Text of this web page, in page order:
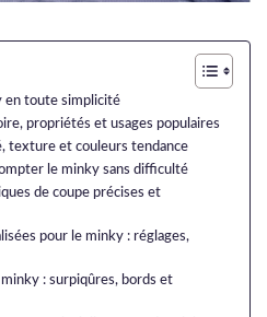
en toute simplicité
propriétés et usages populaires
texture et couleurs tendance
le minky sans difficulté
de coupe précises et
pour le minky : réglages,
: surpiqûres, bords et